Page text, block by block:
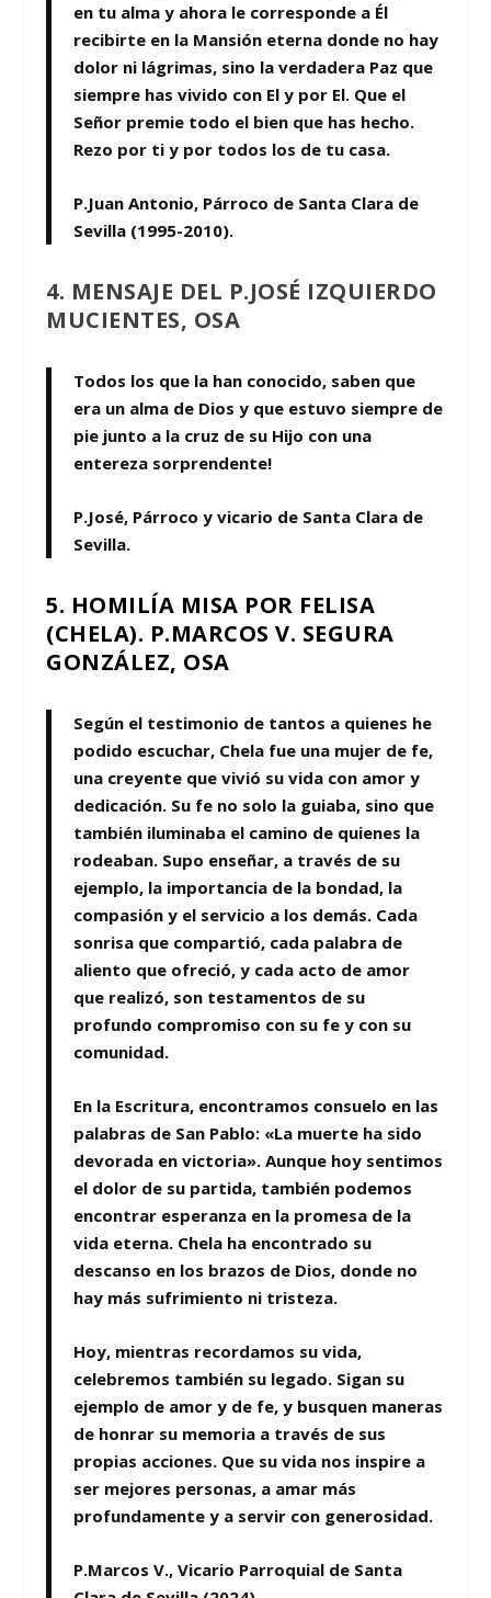
en tu alma y ahora le corresponde a Él
recibirte en la Mansión eterna donde no hay
dolor ni lágrimas, sino la verdadera Paz que
siempre has vivido con El y por El. Que el
Señor premie todo el bien que has hecho.
Rezo por ti y por todos los de tu casa.
P.Juan Antonio, Párroco de Santa Clara de
Sevilla (1995-2010).
4. MENSAJE DEL P.JOSÉ IZQUIERDO
MUCIENTES, OSA
Todos los que la han conocido, saben que
era un alma de Dios y que estuvo siempre de
pie junto a la cruz de su Hijo con una
entereza sorprendente!
P.José, Párroco y vicario de Santa Clara de
Sevilla.
5. HOMILÍA MISA POR FELISA
(CHELA). P.MARCOS V. SEGURA
GONZÁLEZ, OSA
Según el testimonio de tantos a quienes he
podido escuchar, Chela fue una mujer de fe,
una creyente que vivió su vida con amor y
dedicación. Su fe no solo la guiaba, sino que
también iluminaba el camino de quienes la
rodeaban. Supo enseñar, a través de su
ejemplo, la importancia de la bondad, la
compasión y el servicio a los demás. Cada
sonrisa que compartió, cada palabra de
aliento que ofreció, y cada acto de amor
que realizó, son testamentos de su
profundo compromiso con su fe y con su
comunidad.
En la Escritura, encontramos consuelo en las
palabras de San Pablo: «La muerte ha sido
devorada en victoria». Aunque hoy sentimos
el dolor de su partida, también podemos
encontrar esperanza en la promesa de la
vida eterna. Chela ha encontrado su
descanso en los brazos de Dios, donde no
hay más sufrimiento ni tristeza.
Hoy, mientras recordamos su vida,
celebremos también su legado. Sigan su
ejemplo de amor y de fe, y busquen maneras
de honrar su memoria a través de sus
propias acciones. Que su vida nos inspire a
ser mejores personas, a amar más
profundamente y a servir con generosidad.
P.Marcos V., Vicario Parroquial de Santa